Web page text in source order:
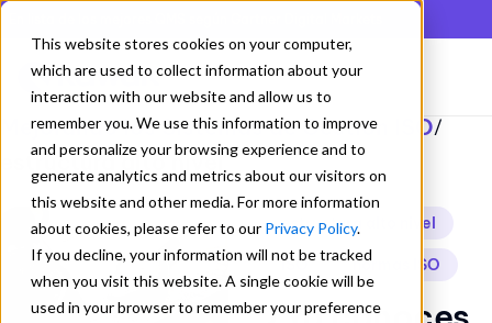
This website stores cookies on your computer,
which are used to collect information about your
interaction with our website and allow us to
remember you. We use this information to improve
and personalize your browsing experience and to
generate analytics and metrics about our visitors on
this website and other media. For more information
about cookies, please refer to our Privacy Policy.
If you decline, your information will not be tracked
when you visit this website. A single cookie will be
used in your browser to remember your preference
Mejorando los Sistemas de Gestion ISO/
estructura alto nivel
estructura alto nivel
ISO normas ISO